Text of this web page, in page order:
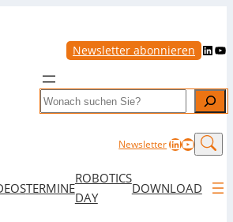
Newsletter abonnieren LinkedIn YouTube
Search
NewsletterLinkedIn
TERMINE
ROBOTICS
DAY
DOWNLOAD